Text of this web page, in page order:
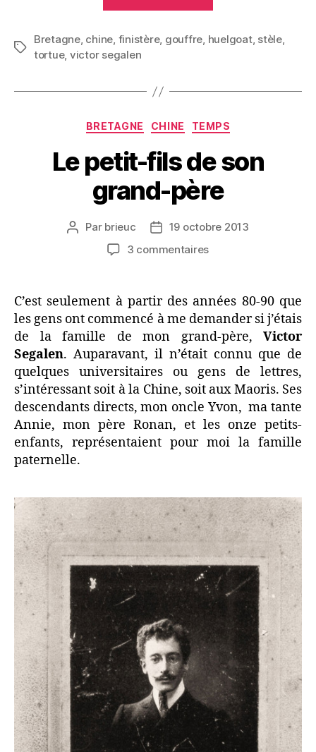
(Huelgoat) »
Étiquettes
Bretagne, chine, finistère, gouffre, huelgoat, stèle,
tortue, victor segalen
Catégories
BRETAGNE CHINE TEMPS
Le petit-fils de son
grand-père
Auteur
Par brieuc
Date19 octobre 2013
3 commentairessur
fils
son
grand-
père
C’est seulement à partir des années 80-90 que
les gens ont commencé à me demander si j’étais
de la famille de mon grand-père, Victor
Segalen. Auparavant, il n’était connu que de
quelques universitaires ou gens de lettres,
s’intéressant soit à la Chine, soit aux Maoris. Ses
descendants directs, mon oncle Yvon, ma tante
Annie, mon père Ronan, et les onze petits-
enfants, représentaient pour moi la famille
paternelle.